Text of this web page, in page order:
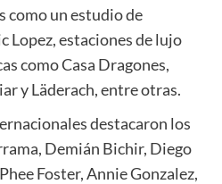
como un estudio de
Lopez, estaciones de lujo
como Casa Dragones,
y Läderach, entre otras.
destacaron los
Demián Bichir, Diego
Foster, Annie Gonzalez,